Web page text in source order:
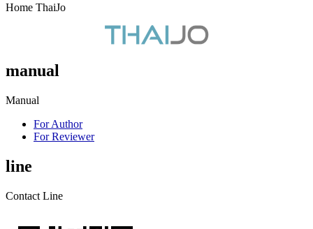
Home ThaiJo
manual
Manual
For Author
For Reviewer
line
Contact Line